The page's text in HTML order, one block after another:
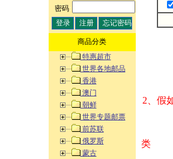
密码:
商品分类
特惠超市
世界各地邮品
香港
澳门
朝鲜
世界专题邮票
前苏联
俄罗斯
蒙古
2、
类